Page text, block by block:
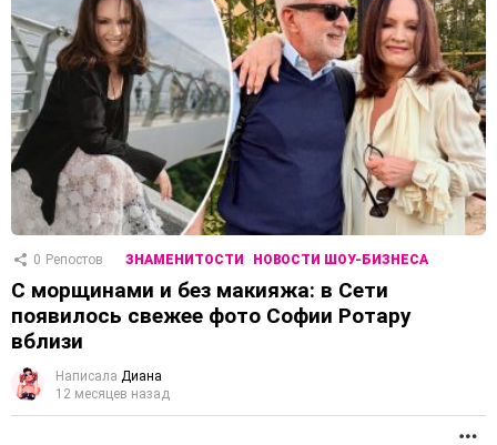
0 Репостов ЗНАМЕНИТОСТИ НОВОСТИ ШОУ-БИЗНЕСА
С морщинами и без макияжа: в Сети
появилось свежее фото Софии Ротару
вблизи
Написала Диана
12 месяцев назад